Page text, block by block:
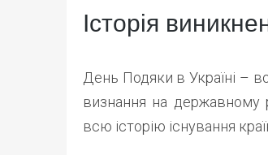
Історія
День Подяки в Україні –
визнання на державному
всю історію існування